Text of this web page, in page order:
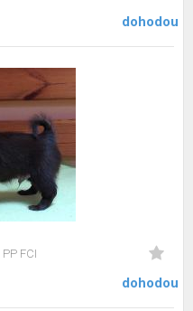
dohodou
PP FCI
dohodou